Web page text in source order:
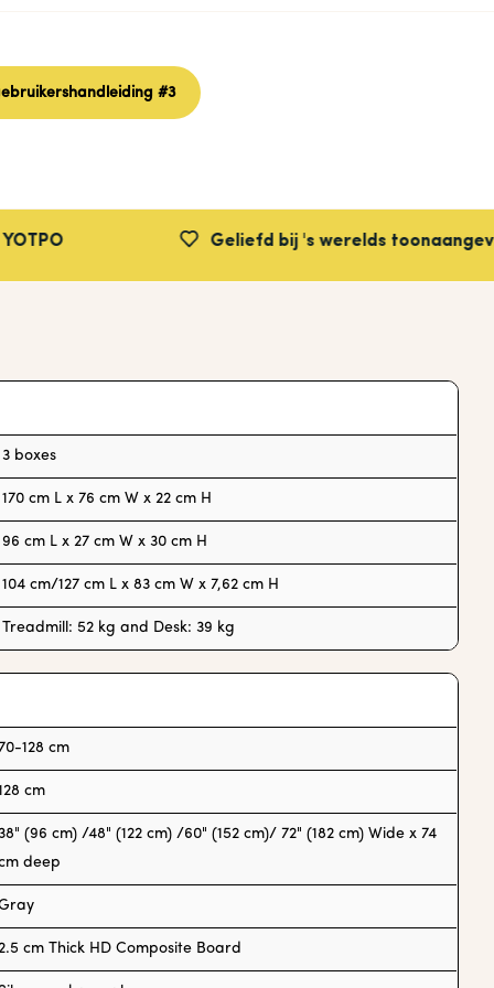
#3
Geliefd bij 's werelds toonaangevende
3 boxes
170 cm L x 76 cm W x 22 cm H
96 cm L x 27 cm W x 30 cm H
104 cm/127 cm L x 83 cm W x 7,62 cm H
Treadmill: 52 kg and Desk: 39 kg
128 cm
cm
(96 cm) /48" (122 cm) /60" (152 cm)/ 72" (182 cm) Wide x 74
deep
cm Thick HD Composite Board